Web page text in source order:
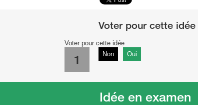
Voter pour cette idée
1 Non Oui
Idée en examen